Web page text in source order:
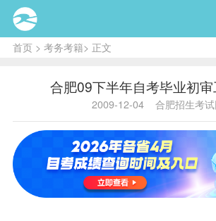
首页> 考务考籍> 正文
合肥09下半年自考毕业初
2009-12-04 合肥招生考